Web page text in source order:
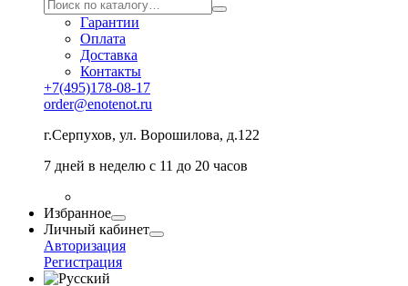
Гарантии
Оплата
Доставка
Контакты
+7(495)178-08-17
order@enotenot.ru
г.Серпухов, ул. Ворошилова, д.122
7 дней в неделю с 11 до 20 часов
Избранное
Личный кабинет
Авторизация
Регистрация